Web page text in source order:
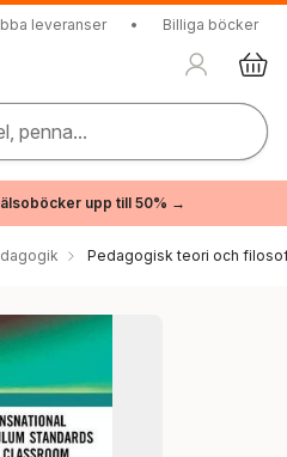
leveranser • Billiga böcker
penna...
upp till 50% →
Pedagogisk teori och